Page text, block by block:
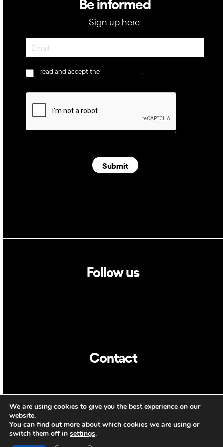
Sign up here:
Newsletter
I read and accept the
Submit
Follow us
Contact
CAT ENG
We are using cookies to give you the best experience on our
website.
You can find out more about which cookies we are using or
switch them off in settings.